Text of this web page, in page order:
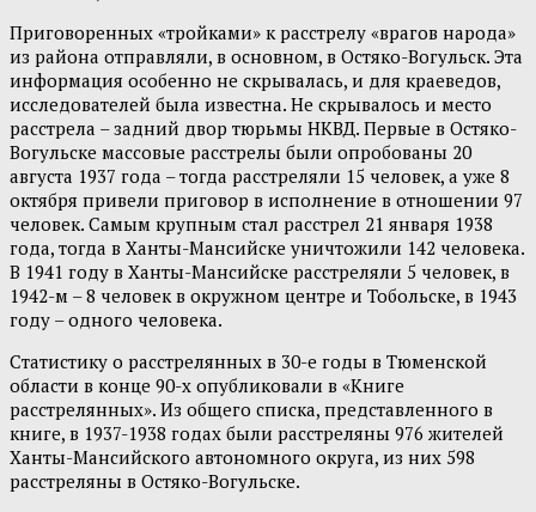
Приговоренных «тройками» к расстрелу «врагов народа»
из района отправляли, в основном, в Остяко-Вогульск. Эта
информация особенно не скрывалась, и для краеведов,
исследователей была известна. Не скрывалось и место
расстрела – задний двор тюрьмы НКВД. Первые в Остяко-
Вогульске массовые расстрелы были опробованы 20
августа 1937 года – тогда расстреляли 15 человек, а уже 8
октября привели приговор в исполнение в отношении 97
человек. Самым крупным стал расстрел 21 января 1938
года, тогда в Ханты-Мансийске уничтожили 142 человека.
В 1941 году в Ханты-Мансийске расстреляли 5 человек, в
1942-м – 8 человек в окружном центре и Тобольске, в 1943
году – одного человека.
Статистику о расстрелянных в 30-е годы в Тюменской
области в конце 90-х опубликовали в «Книге
расстрелянных». Из общего списка, представленного в
книге, в 1937-1938 годах были расстреляны 976 жителей
Ханты-Мансийского автономного округа, из них 598
расстреляны в Остяко-Вогульске.